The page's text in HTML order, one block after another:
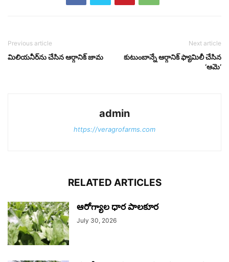
Previous article
మిలియనీర్‌ను చేసిన ఆర్గానిక్ జామ
Next article
కుటుంబాన్నే ఆర్గానిక్‌ ఫ్యామిలీ చేసిన
‘ఆమె’
admin
https://veragrofarms.com
RELATED ARTICLES
ఆరోగ్యాల ధార పాలకూర
July 30, 2026